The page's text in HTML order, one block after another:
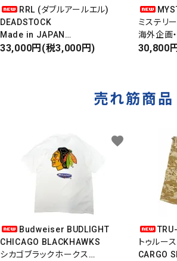
RRL (ダブルアールエル)
DEADSTOCK
Made in JAPAN
DAMAGE DENIM PANTS
33,000円(税3,000円)
ミステリ
海外企画
WAIST
30,800
売れ筋商品
Budweiser BUDLIGHT
CHICAGO BLACKHAWKS
シカゴブラックホークス
favorite
トゥルー
CARGO